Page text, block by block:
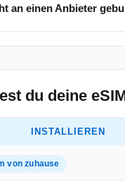
an einen Anbieter
du deine
INSTALLIEREN
von zuhause